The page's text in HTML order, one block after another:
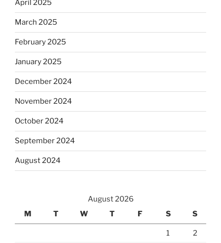
April 2025
March 2025
February 2025
January 2025
December 2024
November 2024
October 2024
September 2024
August 2024
August 2026
M
T W T F S S
1 2